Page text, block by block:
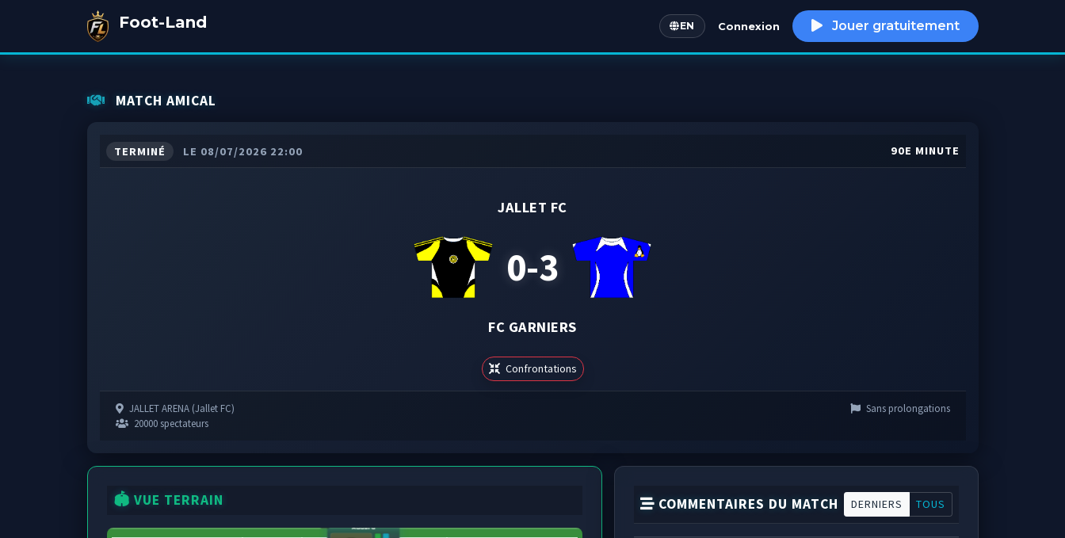
Foot-Land EN
English Connexion Jouer gratuitement
MATCH AMICAL
TERMINÉ LE 08/07/2026 22:00 90E MINUTE
JALLET FC
0-3
FC GARNIERS
Confrontations
JALLET ARENA (Jallet FC)
20000 spectateurs
Sans prolongations
🏟️ VUE TERRAIN
Audard
COMMENTAIRES DU MATCH DERNIERS TOUS